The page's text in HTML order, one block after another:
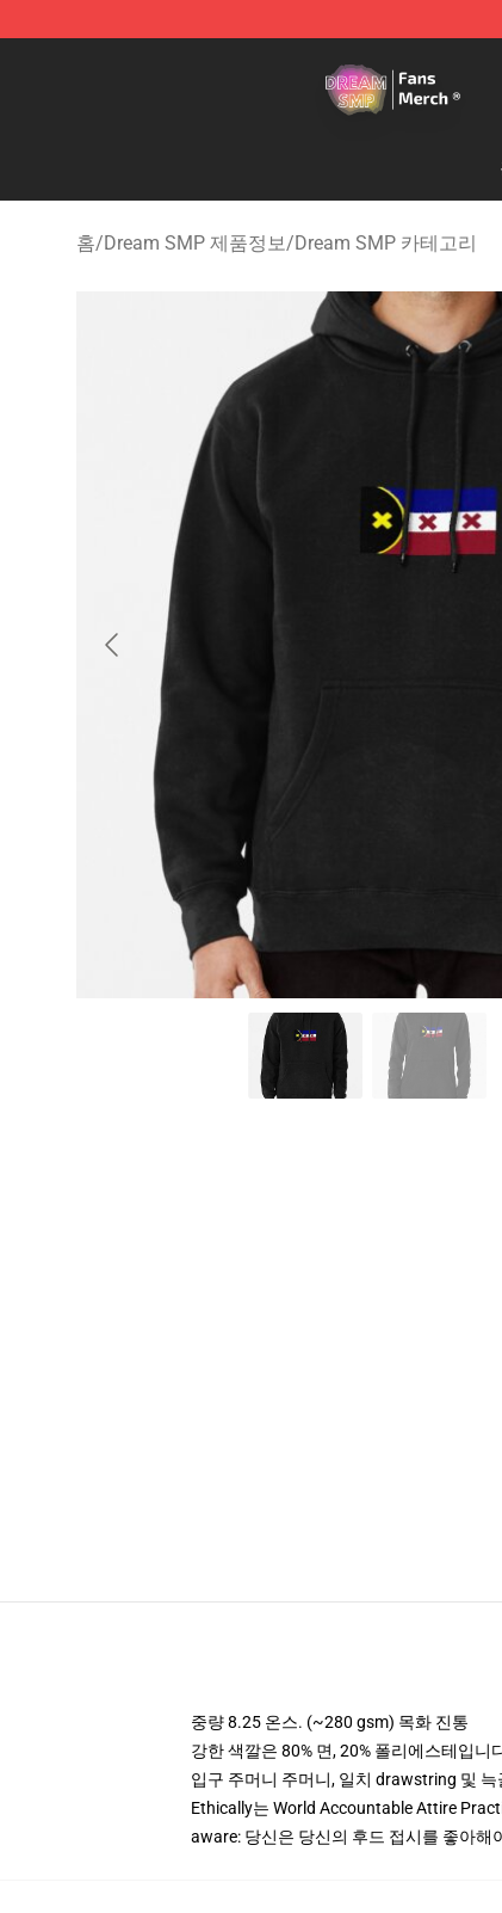
홈/Dream SMP 제품정보/Dream SMP 카테고리
중량 8.25 온스. (~280 gsm) 목화 진통
강한 색깔은 80% 면, 20% 폴리에스테입니
입구 주머니 주머니, 일치 drawstring 및 늑
Ethically는 World Accountable Attire
aware: 당신은 당신의 후드 접시를 좋아해